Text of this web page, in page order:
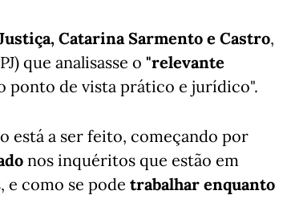
Catarina Sarmento e Castro,
que analisasse o "relevante
ponto de vista prático e jurídico".
está a ser feito, começando por
nos inquéritos que estão em
e como se pode trabalhar enquanto